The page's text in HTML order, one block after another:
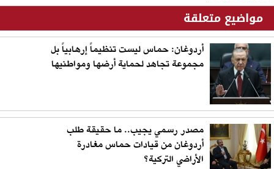
مواضيع متعلقة
أردوغان: حماس ليست تنظيماً إرهابياً بل
مجموعة تجاهد لحماية أرضها ومواطنيها
مصدر رسمي يجيب.. ما حقيقة طلب
أردوغان من قيادات حماس مغادرة
الأراضي التركية؟